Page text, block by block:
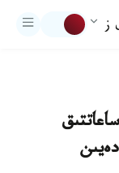
ز
قىتاي ازاماتتارىنىڭ قازاقستاندا 72 ساعاتتىق
دەيىن